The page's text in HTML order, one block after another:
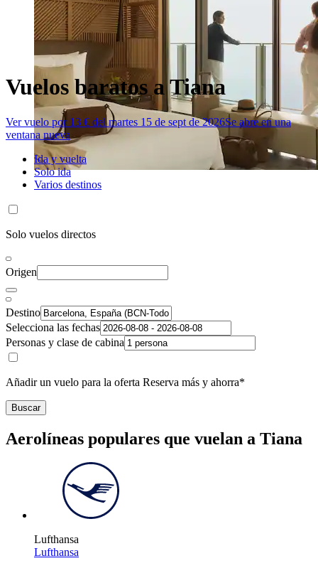
Vuelos baratos a Tiana
Ver vuelo por 13 € del martes 15 de sept de 2026Se abre en una
ventana nueva
Ida y vuelta
Solo ida
Varios destinos
Solo vuelos directos
Origen
Destino
Selecciona las fechas
Personas y clase de cabina
Añadir un vuelo para la oferta Reserva más y ahorra*
Buscar
Aerolíneas populares que vuelan a Tiana
Lufthansa
Lufthansa